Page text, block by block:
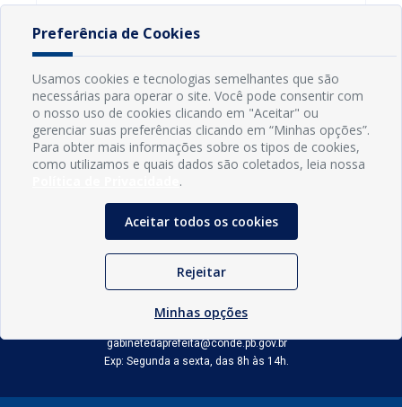
INFORMAÇÕES
Município de Conde - PB
CNPJ: 08.916.645/0001-80
LOC RODOVIA PB 018, SN, Centro, Conde, PB, 58322-000
gabinetedaprefeita@conde.pb.gov.br
Exp: Segunda a sexta, das 8h às 14h.
Preferência de Cookies
Usamos cookies e tecnologias semelhantes que são
necessárias para operar o site. Você pode consentir com
o nosso uso de cookies clicando em "Aceitar" ou
gerenciar suas preferências clicando em “Minhas opções”.
Para obter mais informações sobre os tipos de cookies,
como utilizamos e quais dados são coletados, leia nossa
.
Aceitar todos os cookies
Rejeitar
Minhas opções